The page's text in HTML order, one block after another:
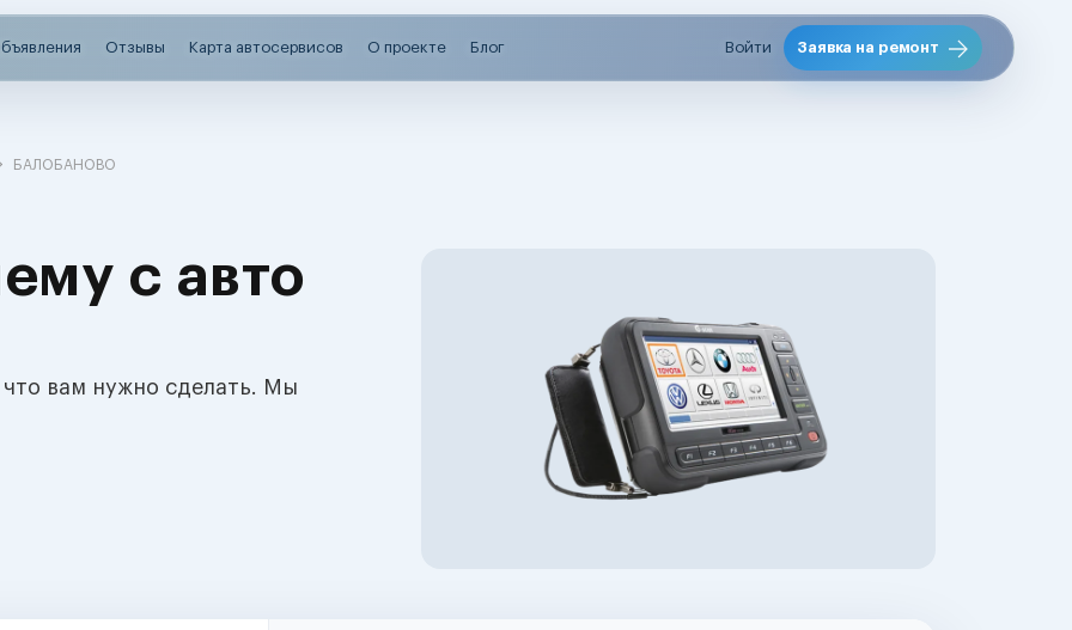
Отзывы Карта автосервисов О проекте Блог Войти Заявка на ремонт
БАЛОБАНОВО
с авто
вам нужно сделать. Мы